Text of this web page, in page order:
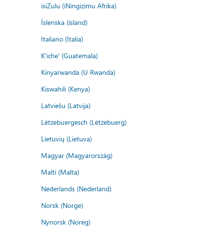
isiZulu (iNingizimu Afrika)
Íslenska (ísland)
Italiano (Italia)
K'iche' (Guatemala)
Kinyarwanda (U Rwanda)
Kiswahili (Kenya)
Latviešu (Latvija)
Lëtzebuergesch (Lëtzebuerg)
Lietuvių (Lietuva)
Magyar (Magyarország)
Malti (Malta)
Nederlands (Nederland)
Norsk (Norge)
Nynorsk (Noreg)